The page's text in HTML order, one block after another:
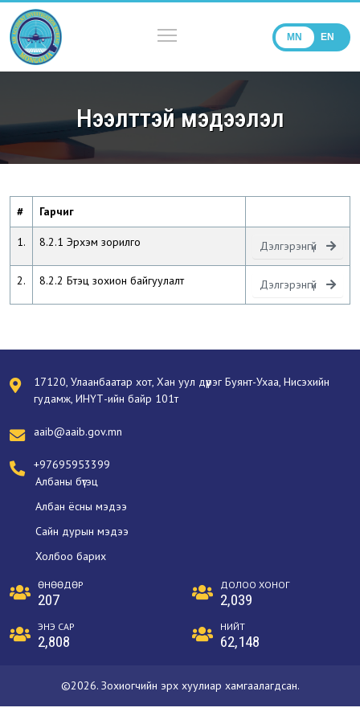
MN EN
Нээлттэй мэдээлэл
# Гарчиг
1. 8.2.1 Эрхэм зорилго Дэлгэрэнгүй
2. 8.2.2 Бүтэц зохион байгуулалт Дэлгэрэнгүй
17120, Улаанбаатар хот, Хан уул дүүрэг Буянт-Ухаа, Нисэхийн
гудамж, ИНҮТ-ийн байр 101т
aaib@aaib.gov.mn
+97695953399
Албаны бүтэц
Албан ёсны мэдээ
Сайн дурын мэдээ
Холбоо барих
ӨНӨӨДӨР
207
ДОЛОО ХОНОГ
2,039
ЭНЭ САР
2,808
НИЙТ
62,148
©2026. Зохиогчийн эрх хуулиар хамгаалагдсан.